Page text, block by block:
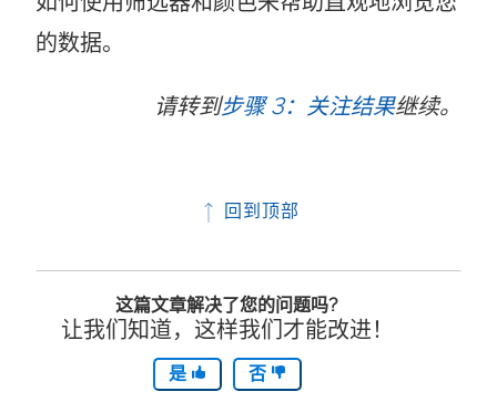
的数据。
请转到步骤 3：关注结果继续。
回到顶部
这篇文章解决了您的问题吗?
让我们知道，这样我们才能改进！
是 否